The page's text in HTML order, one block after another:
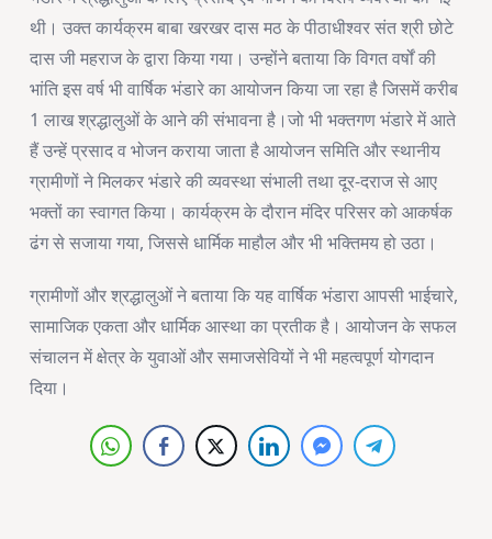
थी। उक्त कार्यक्रम बाबा खरखर दास मठ के पीठाधीश्वर संत श्री छोटे
दास जी महराज के द्वारा किया गया। उन्होंने बताया कि विगत वर्षों की
भांति इस वर्ष भी वार्षिक भंडारे का आयोजन किया जा रहा है जिसमें करीब
1 लाख श्रद्धालुओं के आने की संभावना है।जो भी भक्तगण भंडारे में आते
हैं उन्हें प्रसाद व भोजन कराया जाता है आयोजन समिति और स्थानीय
ग्रामीणों ने मिलकर भंडारे की व्यवस्था संभाली तथा दूर-दराज से आए
भक्तों का स्वागत किया। कार्यक्रम के दौरान मंदिर परिसर को आकर्षक
ढंग से सजाया गया, जिससे धार्मिक माहौल और भी भक्तिमय हो उठा।
ग्रामीणों और श्रद्धालुओं ने बताया कि यह वार्षिक भंडारा आपसी भाईचारे,
सामाजिक एकता और धार्मिक आस्था का प्रतीक है। आयोजन के सफल
संचालन में क्षेत्र के युवाओं और समाजसेवियों ने भी महत्वपूर्ण योगदान
दिया।